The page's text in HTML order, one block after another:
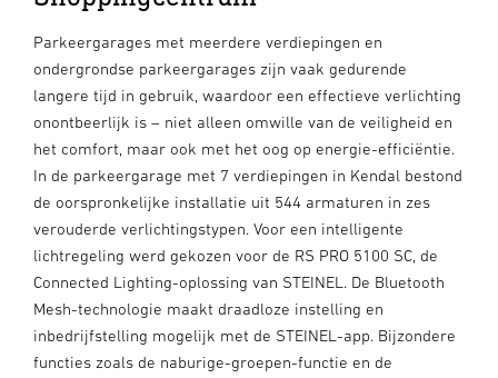
Parkeergarages met meerdere verdiepingen en
ondergrondse parkeergarages zijn vaak gedurende
langere tijd in gebruik, waardoor een effectieve verlichting
onontbeerlijk is – niet alleen omwille van de veiligheid en
het comfort, maar ook met het oog op energie-efficiëntie.
In de parkeergarage met 7 verdiepingen in Kendal bestond
de oorspronkelijke installatie uit 544 armaturen in zes
verouderde verlichtingstypen. Voor een intelligente
lichtregeling werd gekozen voor de RS PRO 5100 SC, de
Connected Lighting-oplossing van STEINEL. De Bluetooth
Mesh-technologie maakt draadloze instelling en
inbedrijfstelling mogelijk met de STEINEL-app. Bijzondere
functies zoals de naburige-groepen-functie en de